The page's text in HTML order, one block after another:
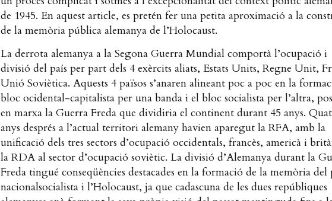
de 1945. En aquest article, es pretén fer una petita aproximació a la
de la memòria pública alemanya de l’Holocaust.
La derrota alemanya a la Segona Guerra Mundial comportà l’ocupació i
divisió del país per part dels 4 exèrcits aliats, Estats Units, Regne Unit,
Unió Soviètica. Aquests 4 països s’anaren alineant poc a poc en la
bloc ocidental-capitalista per una banda i el bloc socialista per l’altra,
en marxa la Guerra Freda que dividiria el continent durant 45 anys.
anys després a l’actual territori alemany havien aparegut la RFA, amb la
unificació dels tres sectors d’ocupació occidentals, francès, americà i
la RDA al sector d’ocupació soviètic. La divisió d’Alemanya durant la
Freda tingué conseqüències destacades en la formació de la memòria del
nacionalsocialista i l’Holocaust, ja que cadascuna de les dues repúbliques